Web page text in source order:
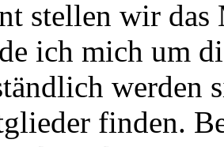
stellen wir das
ich mich um
werden
finden.